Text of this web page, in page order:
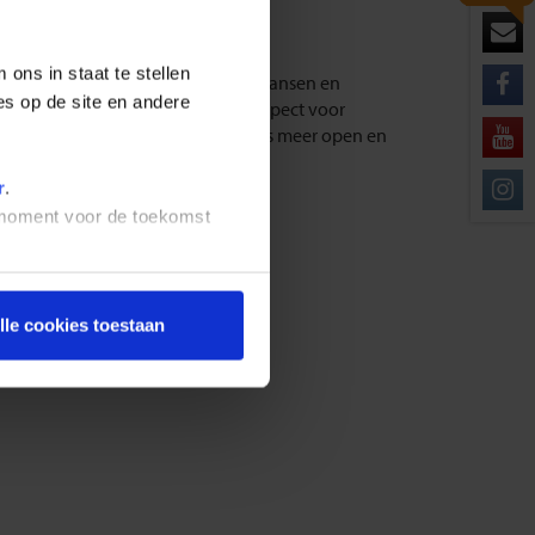
ons in staat te stellen
op de site en andere
.
voor de toekomst
cookies toestaan
tradities, volksmuziek, volksdansen en
hebben dan ook veel respect voor
Letten en Esten zijn Litouwers meer open en